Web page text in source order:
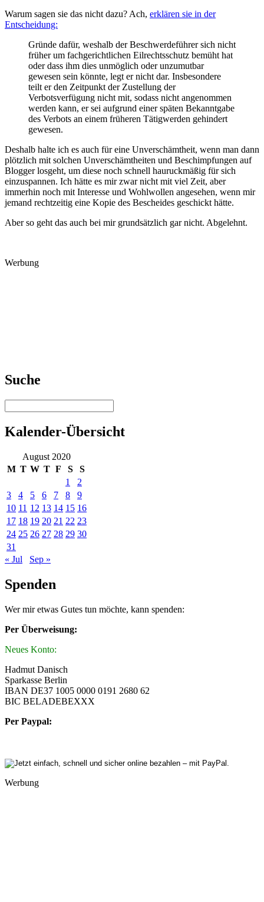
Warum sagen sie das nicht dazu? Ach, erklären sie in der
Entscheidung:
Gründe dafür, weshalb der Beschwerdeführer sich nicht
früher um fachgerichtlichen Eilrechtsschutz bemüht hat
oder dass ihm dies unmöglich oder unzumutbar
gewesen sein könnte, legt er nicht dar. Insbesondere
teilt er den Zeitpunkt der Zustellung der
Verbotsverfügung nicht mit, sodass nicht angenommen
werden kann, er sei aufgrund einer späten Bekanntgabe
des Verbots an einem früheren Tätigwerden gehindert
gewesen.
Deshalb halte ich es auch für eine Unverschämtheit, wenn man dann
plötzlich mit solchen Unverschämtheiten und Beschimpfungen auf
Blogger losgeht, um diese noch schnell hauruckmäßig für sich
einzuspannen. Ich hätte es mir zwar nicht mit viel Zeit, aber
immerhin noch mit Interesse und Wohlwollen angesehen, wenn mir
jemand rechtzeitig eine Kopie des Bescheides geschickt hätte.
Aber so geht das auch bei mir grundsätzlich gar nicht. Abgelehnt.
Werbung
Suche
Kalender-Übersicht
August 2020
M T W T F S
S
1
2
3
4 5 6 7 8
9
10 11 12 13 14 15 16
17 18 19 20 21 22 23
24 25 26 27 28 29 30
31
« Jul
Sep »
Spenden
Wer mir etwas Gutes tun möchte, kann spenden:
Per Überweisung:
Neues Konto:
Hadmut Danisch
Sparkasse Berlin
IBAN DE37 1005 0000 0191 2680 62
BIC BELADEBEXXX
Per Paypal:
Werbung